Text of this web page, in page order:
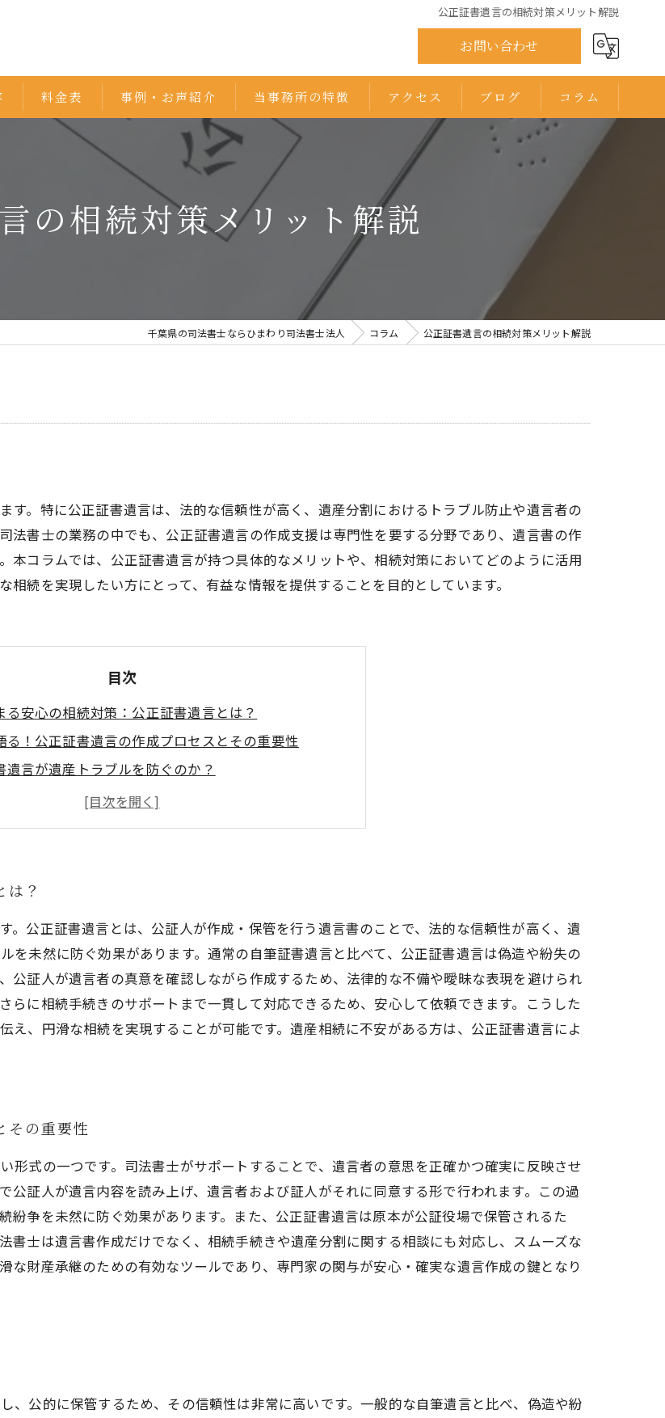
公正証書遺言の相続対策メリット解説
お問い合わせ
料金表 事例・お声紹介 当事務所の特徴
遺言書
不動産
アクセス
ひまわり司法書士法人 千葉オフィス
ひまわり司法書士法人 印西オフィス
ブログ コラム
の相続対策メリット解説
千葉県の司法書士ならひまわり司法書士法人 コラム 公正証書遺言の相続対策メリット解説
す。特に公正証書遺言は、法的な信頼性が高く、遺産分割におけるトラブル防止や遺言者の
法書士の業務の中でも、公正証書遺言の作成支援は専門性を要する分野であり、遺言書の作
本コラムでは、公正証書遺言が持つ具体的なメリットや、相続対策においてどのように活用
続を実現したい方にとって、有益な情報を提供することを目的としています。
目次
る安心の相続対策：公正証書遺言とは？
る！公正証書遺言の作成プロセスとその重要性
遺言が遺産トラブルを防ぐのか？
を守るためにできること：公正証書遺言のメリット集
える相続対策の決定版！公正証書遺言で未来を守る
？
。公正証書遺言とは、公証人が作成・保管を行う遺言書のことで、法的な信頼性が高く、遺
を未然に防ぐ効果があります。通常の自筆証書遺言と比べて、公正証書遺言は偽造や紛失の
公証人が遺言者の真意を確認しながら作成するため、法律的な不備や曖昧な表現を避けられ
らに相続手続きのサポートまで一貫して対応できるため、安心して依頼できます。こうした
え、円滑な相続を実現することが可能です。遺産相続に不安がある方は、公正証書遺言によ
その重要性
形式の一つです。司法書士がサポートすることで、遺言者の意思を正確かつ確実に反映させ
公証人が遺言内容を読み上げ、遺言者および証人がそれに同意する形で行われます。この過
紛争を未然に防ぐ効果があります。また、公正証書遺言は原本が公証役場で保管されるた
書士は遺言書作成だけでなく、相続手続きや遺産分割に関する相談にも対応し、スムーズな
な財産承継のための有効なツールであり、専門家の関与が安心・確実な遺言作成の鍵となり
、公的に保管するため、その信頼性は非常に高いです。一般的な自筆遺言と比べ、偽造や紛